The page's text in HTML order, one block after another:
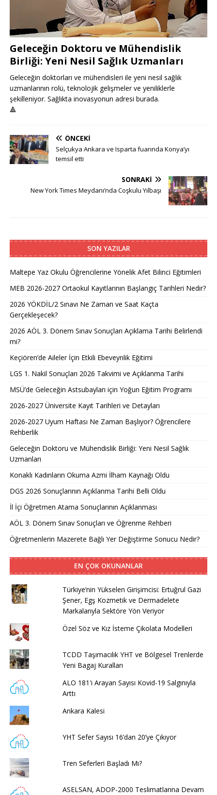
Geleceğin Doktoru ve Mühendislik
Birliği: Yeni Nesil Sağlık Uzmanları
Geleceğin doktorları ve mühendisleri ile yeni nesil sağlık
uzmanlarının rolü, teknolojik gelişmeler ve yeniliklerle
şekilleniyor. Sağlıkta inovasyonun adresi burada.
🔺
ÖNCEKI
Selçukya Ankara ve Isparta fuarında Konya’yı
temsil etti
SONRAKI
New York Times Meydanı’nda Coşkulu Yılbaşı
SON YAZILAR
Maltepe Yaz Okulu Öğrencilerine Yönelik Afet Bilinci Eğitimleri
MEB 2026-2027 Ortaokul Kayıtlarının Başlangıç Tarihleri Nedir?
2026 YÖKDİL/2 Sınavı Ne Zaman ve Saat Kaçta
Gerçekleşecek?
2026 AÖL 3. Dönem Sınav Sonuçları Açıklama Tarihi Belirlendi
mi?
Keçiören’de Aileler İçin Etkili Ebeveynlik Eğitimi
LGS 1. Nakil Sonuçları 2026 Takvimi ve Açıklanma Tarihi
MSÜ’de Geleceğin Astsubayları için Yoğun Eğitim Programı
2026-2027 Üniversite Kayıt Tarihleri ve Detayları
2026-2027 Uyum Haftası Ne Zaman Başlıyor? Öğrencilere
Rehberlik
Geleceğin Doktoru ve Mühendislik Birliği: Yeni Nesil Sağlık
Uzmanları
Konaklı Kadınların Okuma Azmi İlham Kaynağı Oldu
DGS 2026 Sonuçlarının Açıklanma Tarihi Belli Oldu
İl İçi Öğretmen Atama Sonuçlarının Açıklanması
AÖL 3. Dönem Sınav Sonuçları ve Öğrenme Rehberi
Öğretmenlerin Mazerete Bağlı Yer Değiştirme Sonucu Nedir?
EN ÇOK OKUNANLAR
Türkiye’nin Yükselen Girişimcisi: Ertuğrul Gazi
Şener, Egş Kozmetik ve Dermadelete
Markalarıyla Sektöre Yön Veriyor
Özel Söz ve Kız İsteme Çikolata Modelleri
TCDD Taşımacılık YHT ve Bölgesel Trenlerde
Yeni Bagaj Kuralları
ALO 181'i Arayan Sayısı Kovid-19 Salgınıyla
Arttı
Ankara Kalesi
YHT Sefer Sayısı 16’dan 20’ye Çıkıyor
Tren Seferleri Başladı Mı?
ASELSAN, ADOP-2000 Teslimatlarına Devam